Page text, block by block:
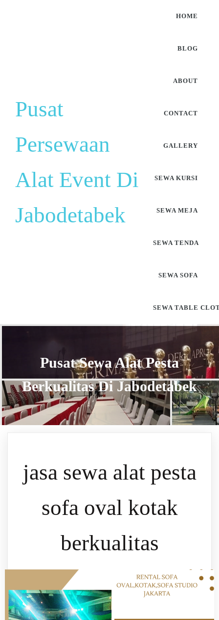
Pusat
Persewaan
Alat Event Di
Jabodetabek
HOME
BLOG
ABOUT
CONTACT
GALLERY
SEWA KURSI
SEWA MEJA
SEWA TENDA
SEWA SOFA
SEWA TABLE
Pusat Sewa Alat Pesta
Berkualitas Di Jabodetabek
jasa sewa alat pesta
sofa oval kotak
berkualitas